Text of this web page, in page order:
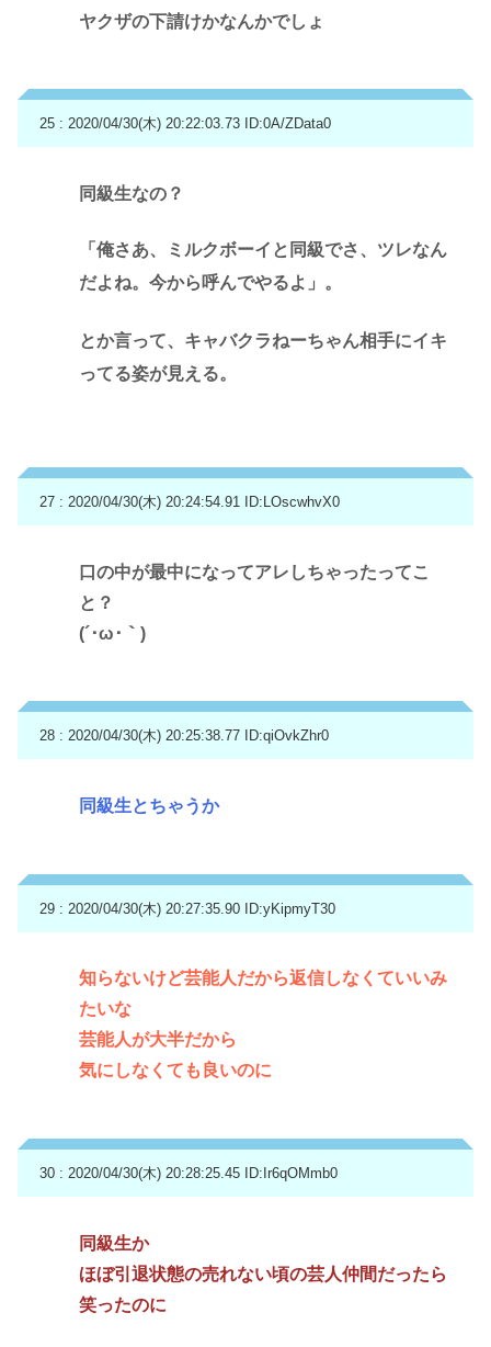
ヤクザの下請けかなんかでしょ
25 : 2020/04/30(木) 20:22:03.73 ID:0A/ZData0
同級生なの？
「俺さあ、ミルクボーイと同級でさ、ツレなん
だよね。今から呼んでやるよ」。
とか言って、キャバクラねーちゃん相手にイキ
ってる姿が見える。
27 : 2020/04/30(木) 20:24:54.91 ID:LOscwhvX0
口の中が最中になってアレしちゃったってこ
と？
(´･ω･｀)
28 : 2020/04/30(木) 20:25:38.77 ID:qiOvkZhr0
同級生とちゃうか
29 : 2020/04/30(木) 20:27:35.90 ID:yKipmyT30
知らないけど芸能人だから返信しなくていいみ
たいな
芸能人が大半だから
気にしなくても良いのに
30 : 2020/04/30(木) 20:28:25.45 ID:Ir6qOMmb0
同級生か
ほぼ引退状態の売れない頃の芸人仲間だったら
笑ったのに